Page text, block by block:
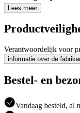
Lees meer
Verantwoordelijk voor
informatie over de
Bestel- en
Vandaag besteld, al